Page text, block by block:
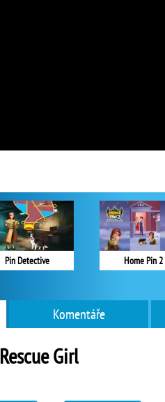
Pin Detective Home Pin 2
Komentáře
Rescue Girl